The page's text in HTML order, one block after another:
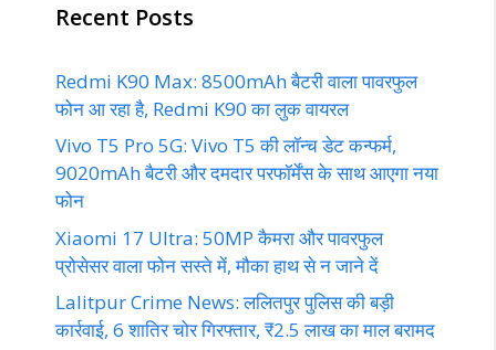
Recent Posts
Redmi K90 Max: 8500mAh बैटरी वाला पावरफुल
फोन आ रहा है, Redmi K90 का लुक वायरल
Vivo T5 Pro 5G: Vivo T5 की लॉन्च डेट कन्फर्म,
9020mAh बैटरी और दमदार परफॉर्मेंस के साथ आएगा नया
फोन
Xiaomi 17 Ultra: 50MP कैमरा और पावरफुल
प्रोसेसर वाला फोन सस्ते में, मौका हाथ से न जाने दें
Lalitpur Crime News: ललितपुर पुलिस की बड़ी
कार्रवाई, 6 शातिर चोर गिरफ्तार, ₹2.5 लाख का माल बरामद